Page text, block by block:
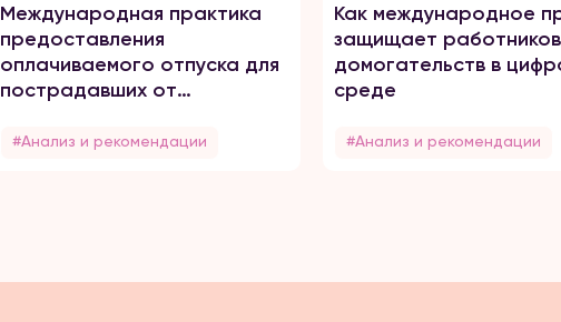
Международная практика
предоставления
оплачиваемого отпуска для
пострадавших от
#Анализ и рекомендации
Как международное
защищает
домогательств в
среде
#Анализ и рекомендации